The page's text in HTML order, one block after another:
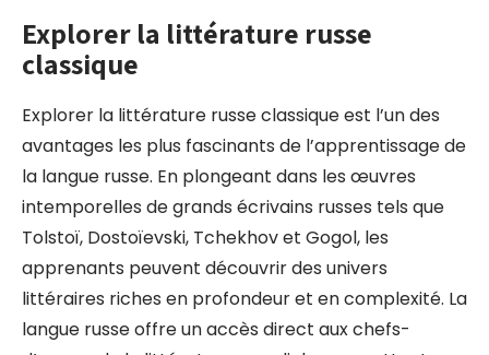
Explorer la littérature russe
classique
Explorer la littérature russe classique est l’un des
avantages les plus fascinants de l’apprentissage de
la langue russe. En plongeant dans les œuvres
intemporelles de grands écrivains russes tels que
Tolstoï, Dostoïevski, Tchekhov et Gogol, les
apprenants peuvent découvrir des univers
littéraires riches en profondeur et en complexité. La
langue russe offre un accès direct aux chefs-